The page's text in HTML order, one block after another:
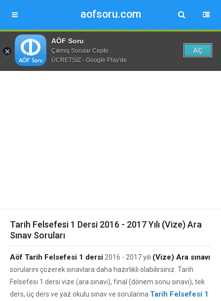
aofsoru.com
AÖF Soru
Çıkmış Sorular Cepte
ÜCRETSİZ - Google Play'de
AÇ
Tarih Felsefesi 1 Dersi 2016 - 2017 Yılı (Vize) Ara
Sınav Soruları
Aöf Tarih Felsefesi 1 dersi 2016 - 2017 yılı (Vize) Ara sınavı
sorularını çözerek sınavlara daha hazırlıklı olabilirsiniz. Tarih
Felsefesi 1 dersi vize (ara sınavı), final (dönem sonu sınavı), tek
ders, üç ders ve yaz okulu sınav ve sorularına Tarih Felsefesi 1